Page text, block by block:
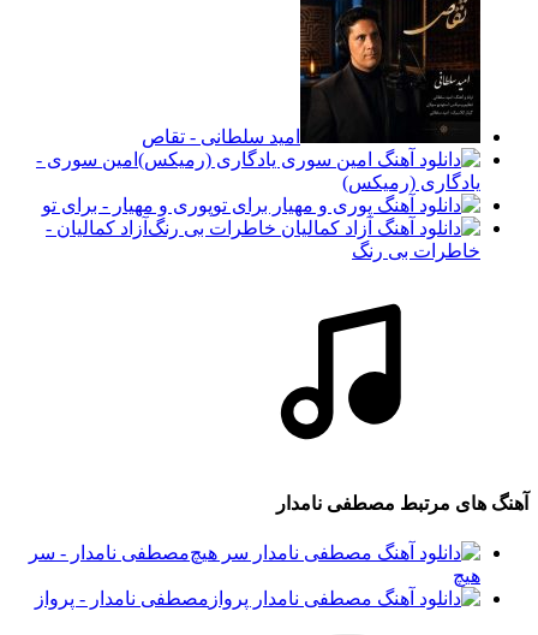
امید سلطانی - تقاص
امین سوری -
یادگاری (رمیکس)
پوری و مهیار - برای تو
آزاد کمالیان -
خاطرات بی رنگ
آهنگ های مرتبط مصطفی نامدار
مصطفی نامدار - سر
هیچ
مصطفی نامدار - پرواز